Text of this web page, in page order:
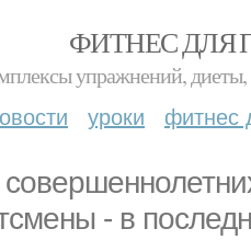
ФИТНЕС ДЛЯ
упражнений,
уроки фитнес
- в